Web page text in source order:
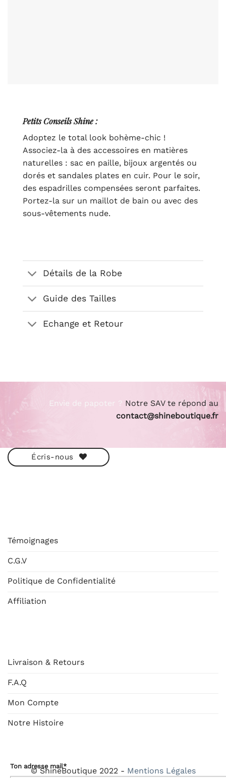
Petits Conseils Shine :
Adoptez le total look bohème-chic !
Associez-la à des accessoires en matières
naturelles : sac en paille, bijoux argentés ou
dorés et sandales plates en cuir. Pour le soir,
des espadrilles compensées seront parfaites.
Portez-la sur un maillot de bain ou avec des
sous-vêtements nude.
Détails de la Robe
Guide des Tailles
Echange et Retour
Envie de papoter ? Notre SAV te répond au
contact@shineboutique.fr
Écris-nous
Témoignages
C.G.V
Politique de Confidentialité
Affiliation
Livraison & Retours
F.A.Q
Mon Compte
Notre Histoire
Ton adresse mail*
© ShineBoutique 2022 - Mentions Légales